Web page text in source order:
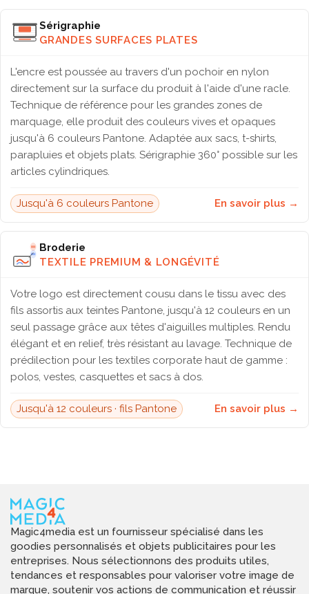
Sérigraphie
GRANDES SURFACES PLATES
L'encre est poussée au travers d'un pochoir en nylon
directement sur la surface du produit à l'aide d'une racle.
Technique de référence pour les grandes zones de
marquage, elle produit des couleurs vives et opaques
jusqu'à 6 couleurs Pantone. Adaptée aux sacs, t-shirts,
parapluies et objets plats. Sérigraphie 360° possible sur les
articles cylindriques.
Jusqu'à 6 couleurs Pantone En savoir plus →
Broderie
TEXTILE PREMIUM & LONGÉVITÉ
Votre logo est directement cousu dans le tissu avec des
fils assortis aux teintes Pantone, jusqu'à 12 couleurs en un
seul passage grâce aux têtes d'aiguilles multiples. Rendu
élégant et en relief, très résistant au lavage. Technique de
prédilection pour les textiles corporate haut de gamme :
polos, vestes, casquettes et sacs à dos.
Jusqu'à 12 couleurs · fils Pantone En savoir plus →
Magic4media est un fournisseur spécialisé dans les
goodies personnalisés et objets publicitaires pour les
entreprises. Nous sélectionnons des produits utiles,
tendances et responsables pour valoriser votre image de
marque, soutenir vos actions de communication et réussir